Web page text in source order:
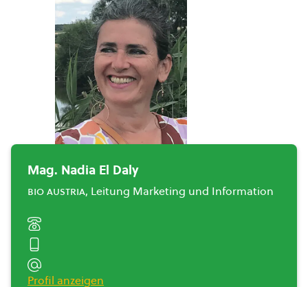
Mag. Nadia El Daly
bio austria, Leitung Marketing und Information
Profil anzeigen